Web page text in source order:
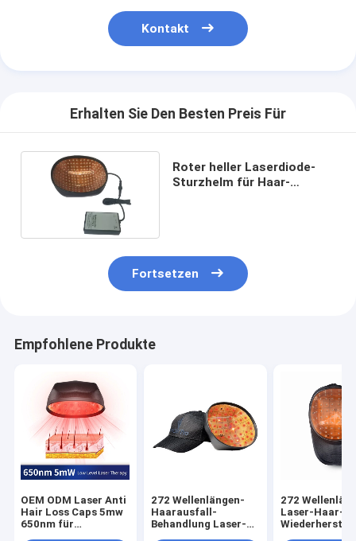
Kontakt
Erhalten Sie Den Besten Preis Für
Roter heller Laserdiode-
Sturzhelm für Haar-
Fortsetzen
Empfohlene Produkte
OEM ODM Laser Anti
Hair Loss Caps 5mw
650nm für
272 Wellenlängen-
Haarausfall-
Behandlung Laser-
272
Laser-Haar-